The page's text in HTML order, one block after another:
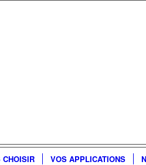
CHOISIR VOS APPLICATIONS